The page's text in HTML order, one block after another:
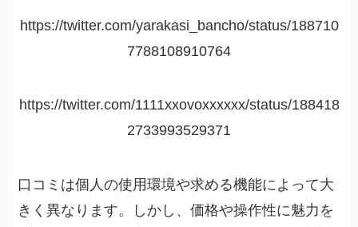
https://twitter.com/yarakasi_bancho/status/188710
7788108910764
https://twitter.com/1111xxovoxxxxxx/status/188418
2733993529371
口コミは個人の使用環境や求める機能によって大
きく異なります。しかし、価格や操作性に魅力を